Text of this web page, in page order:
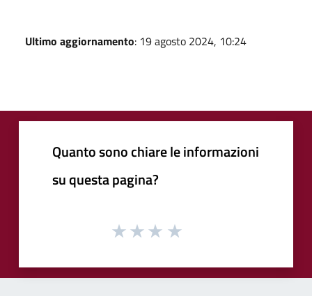
Ultimo aggiornamento: 19 agosto 2024, 10:24
Quanto sono chiare le informazioni
su questa pagina?